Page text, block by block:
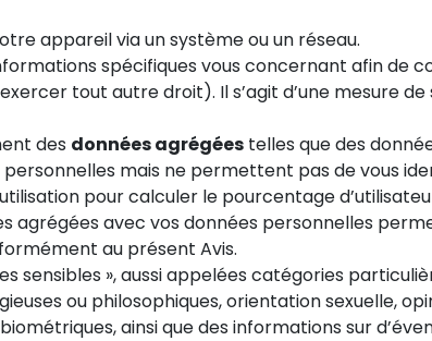
appareil via un système ou un réseau.
spécifiques vous concernant afin
tout autre droit). Il s’agit d’une mesure
des données agrégées telles que des
mais ne permettent pas de vous
pour calculer le pourcentage
agrégées avec vos données personnelles
au présent Avis.
sensibles », aussi appelées catégories
ou philosophiques, orientation sexuelle,
ainsi que des informations sur